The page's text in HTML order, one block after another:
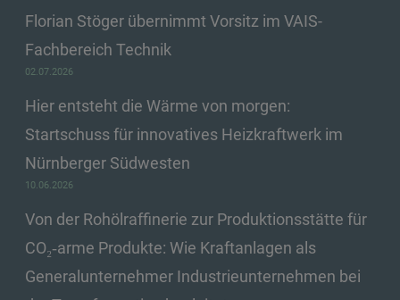
Florian Stöger übernimmt Vorsitz im VAIS-
Fachbereich Technik
02.07.2026
Hier entsteht die Wärme von morgen:
Startschuss für innovatives Heizkraftwerk im
Nürnberger Südwesten
10.06.2026
Von der Rohölraffinerie zur Produktionsstätte für
CO₂‑arme Produkte: Wie Kraftanlagen als
Generalunternehmer Industrieunternehmen bei